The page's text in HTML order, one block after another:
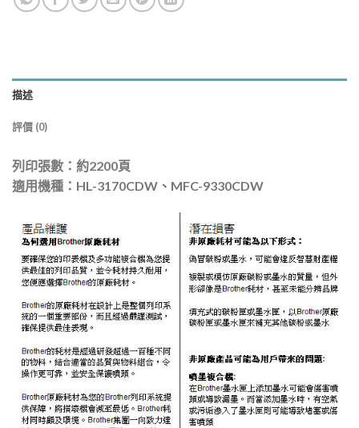
描述
評價 (0)
列印張數：約2200頁
適用機種：HL-3170CDW、MFC-9330CDW